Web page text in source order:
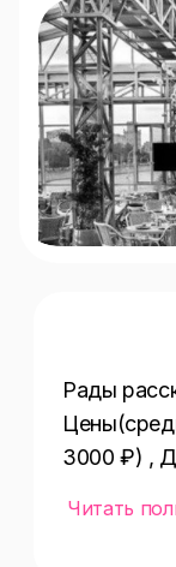
Рады
3000 ₽) ,
Читать